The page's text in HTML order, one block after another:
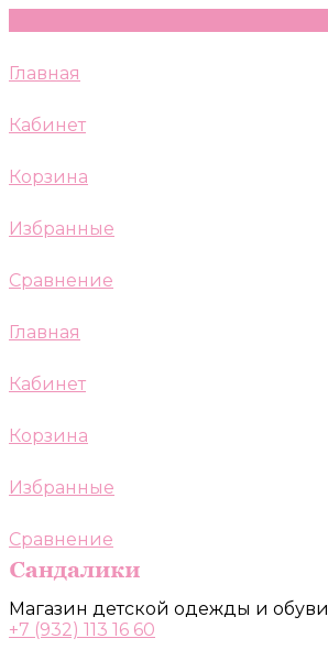
Главная
Кабинет
Корзина
Избранные
Сравнение
Главная
Кабинет
Корзина
Избранные
Сравнение
Магазин детской одежды и обуви
+7 (932) 113 16 60